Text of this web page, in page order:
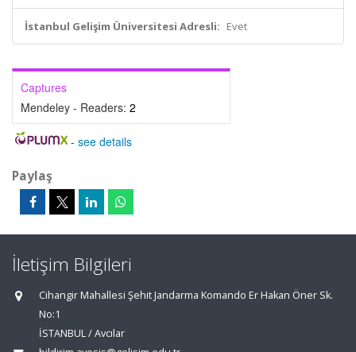
İstanbul Gelişim Üniversitesi Adresli: Evet
Captures
Mendeley - Readers: 2
- see details
Paylaş
İletişim Bilgileri
Cihangir Mahallesi Şehit Jandarma Komando Er Hakan Öner Sk.
No:1
İSTANBUL / Avcılar